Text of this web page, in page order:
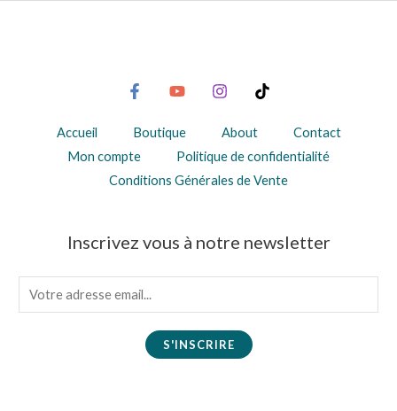
Accueil Boutique About
Contact
Mon compte
Politique de confidentialité
Conditions Générales de Vente
Inscrivez vous à notre newsletter
m
S'INSCRIRE